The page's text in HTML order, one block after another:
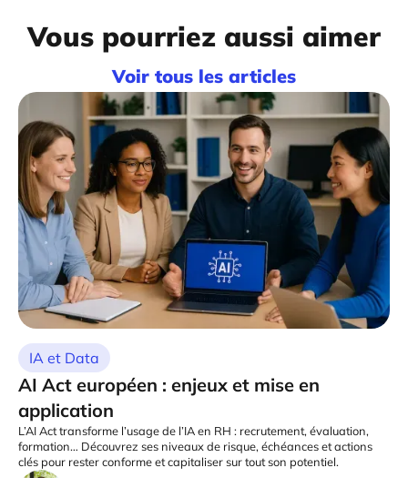
Vous pourriez aussi aimer
Voir tous les articles
IA et Data
AI Act européen : enjeux et mise en
application
L’AI Act transforme l’usage de l’IA en RH : recrutement, évaluation,
formation… Découvrez ses niveaux de risque, échéances et actions
clés pour rester conforme et capitaliser sur tout son potentiel.